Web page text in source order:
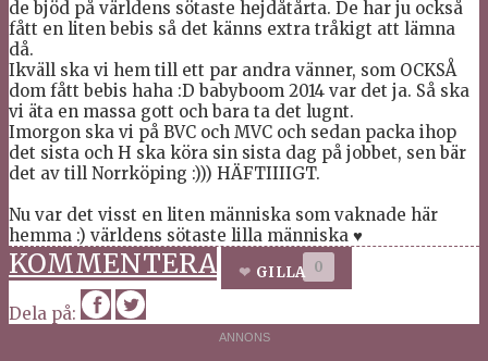
de bjöd på världens sötaste hejdåtårta. De har ju också
fått en liten bebis så det känns extra tråkigt att lämna
då.
Ikväll ska vi hem till ett par andra vänner, som OCKSÅ
dom fått bebis haha :D babyboom 2014 var det ja. Så ska
vi äta en massa gott och bara ta det lugnt.
Imorgon ska vi på BVC och MVC och sedan packa ihop
det sista och H ska köra sin sista dag på jobbet, sen bär
det av till Norrköping :))) HÄFTIIIIGT.
Nu var det visst en liten människa som vaknade här
hemma :) världens sötaste lilla människa ♥
KOMMENTERA 0
GILLA
Dela på: